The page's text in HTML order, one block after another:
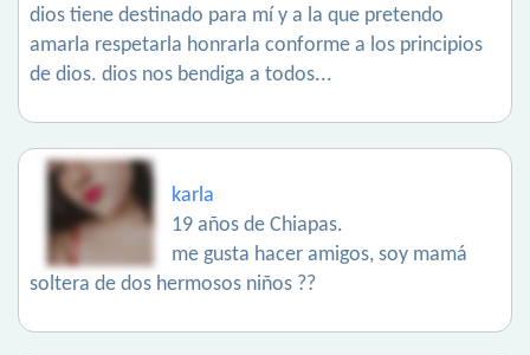
dios tiene destinado para mí y a la que pretendo
amarla respetarla honrarla conforme a los principios
de dios. dios nos bendiga a todos...
karla
19 años de Chiapas.
me gusta hacer amigos, soy mamá
soltera de dos hermosos niños ??